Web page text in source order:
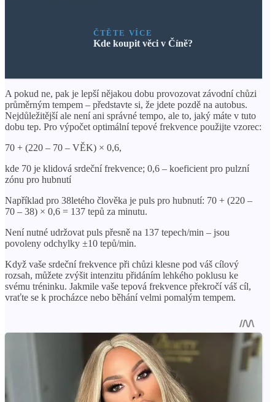
ČTĚTE VÍCE
Kde koupit věci v Číně?
A pokud ne, pak je lepší nějakou dobu provozovat závodní chůzi
průměrným tempem – představte si, že jdete pozdě na autobus.
Nejdůležitější ale není ani správné tempo, ale to, jaký máte v tuto
dobu tep. Pro výpočet optimální tepové frekvence použijte vzorec:
70 + (220 – 70 – VĚK) × 0,6,
kde 70 je klidová srdeční frekvence; 0,6 – koeficient pro pulzní
zónu pro hubnutí
Například pro 38letého člověka je puls pro hubnutí: 70 + (220 –
70 – 38) × 0,6 = 137 tepů za minutu.
Není nutné udržovat puls přesně na 137 tepech/min – jsou
povoleny odchylky ±10 tepů/min.
Když vaše srdeční frekvence při chůzi klesne pod váš cílový
rozsah, můžete zvýšit intenzitu přidáním lehkého poklusu ke
svému tréninku. Jakmile vaše tepová frekvence překročí váš cíl,
vraťte se k procházce nebo běhání velmi pomalým tempem.